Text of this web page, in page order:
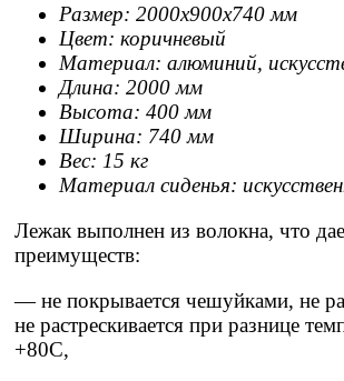
Размер: 2000x900x740 мм
Цвет: коричневый
Материал: алюминий,
Длина: 2000 мм
Высота: 400 мм
Ширина: 740 мм
Вес: 15 кг
Материал сиденья:
Лежак выполнен из волокна, что
преимуществ:
— не покрывается чешуйками, не
не растрескивается при разнице
+80С,